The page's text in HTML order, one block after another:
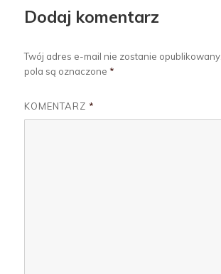
Dodaj komentarz
Twój adres e-mail nie zostanie opublikowany.
pola są oznaczone *
KOMENTARZ *